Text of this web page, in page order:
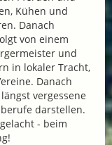
Kühen und
Danach
von einem
und
in lokaler Tracht,
Danach
vergessene
darstellen.
- beim